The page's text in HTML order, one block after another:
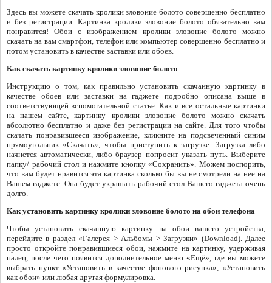
Здесь вы можете скачать кролики зловоние болото совершенно бесплатно
и без регистрации. Картинка кролики зловоние болото обязательно вам
понравится! Обои с изображением кролики зловоние болото можно
скачать на вам смартфон, телефон или компьютер совершенно бесплатно и
потом установить в качестве заставки или обоев.
Как скачать картинку кролики зловоние болото
Инструкцию о том, как правильно установить скачанную картинку в
качестве обоев или заставки на гаджете подробно описана выше в
соответствующей вспомогательной статье. Как и все остальные картинки
на нашем сайте, картинку кролики зловоние болото можно скачать
абсолютно бесплатно и даже без регистрации на сайте. Для того чтобы
скачать понравившееся изображение, кликните на подсвеченный синим
прямоугольник «Скачать», чтобы приступить к загрузке. Загрузка либо
начнется автоматически, либо браузер попросит указать путь. Выберите
папку/ рабочий стол и нажмите кнопку «Сохранить». Можем поспорить,
что вам будет нравится эта картинка сколько бы вы не смотрели на нее на
Вашем гаджете. Она будет украшать рабочий стол Вашего гаджета очень
долго.
Как установить картинку кролики зловоние болото на обои телефона
Чтобы установить скачанную картинку на обои вашего устройства,
перейдите в раздел «Галерея > Альбомы > Загрузки» (Download). Далее
просто откройте понравившиеся обои, нажмите на картинку, удерживая
палец, после чего появится дополнительное меню «Ещё», где вы можете
выбрать пункт «Установить в качестве фонового рисунка», «Установить
как обои» или любая другая формулировка.